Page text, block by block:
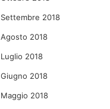
Settembre 2018
Agosto 2018
Luglio 2018
Giugno 2018
Maggio 2018